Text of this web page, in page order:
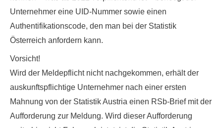
Unternehmer eine UID-Nummer sowie einen
Authentifikationscode, den man bei der Statistik
Österreich anfordern kann.
Vorsicht!
Wird der Meldepflicht nicht nachgekommen, erhält der
auskunftspflichtige Unternehmer nach einer ersten
Mahnung von der Statistik Austria einen RSb-Brief mit der
Aufforderung zur Meldung. Wird dieser Aufforderung